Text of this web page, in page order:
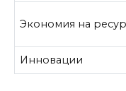
Экономия на
Инновации